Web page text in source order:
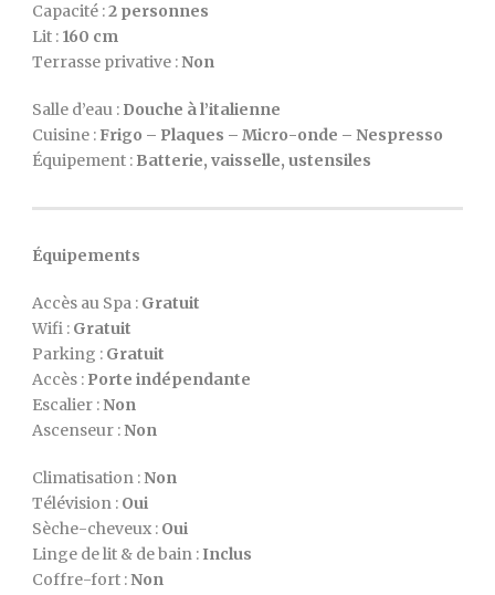
Capacité :2 personnes
Lit : 160 cm
Terrasse privative :Non
Salle d’eau : Douche à l’italienne
Cuisine : Frigo – Plaques – Micro-onde – Nespresso
Équipement : Batterie, vaisselle, ustensiles
Équipements
Accès au Spa : Gratuit
Wifi : Gratuit
Parking : Gratuit
Accès : Porte indépendante
Escalier :Non
Ascenseur :Non
Climatisation :Non
Télévision : Oui
Sèche-cheveux : Oui
Linge de lit & de bain : Inclus
Coffre-fort :Non